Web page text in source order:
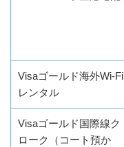
Visaゴールド海外Wi-Fi
レンタル
Visaゴールド国際線ク
ローク（コート預か